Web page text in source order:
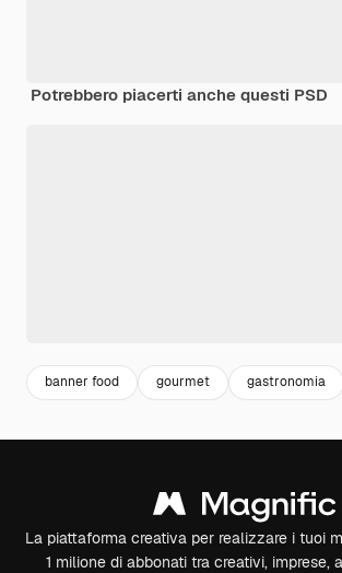
Potrebbero piacerti anche questi PSD
banner food gourmet gastronomia
La piattaforma creativa per realizzare i tuoi
1 milione di abbonati tra creativi, imprese,